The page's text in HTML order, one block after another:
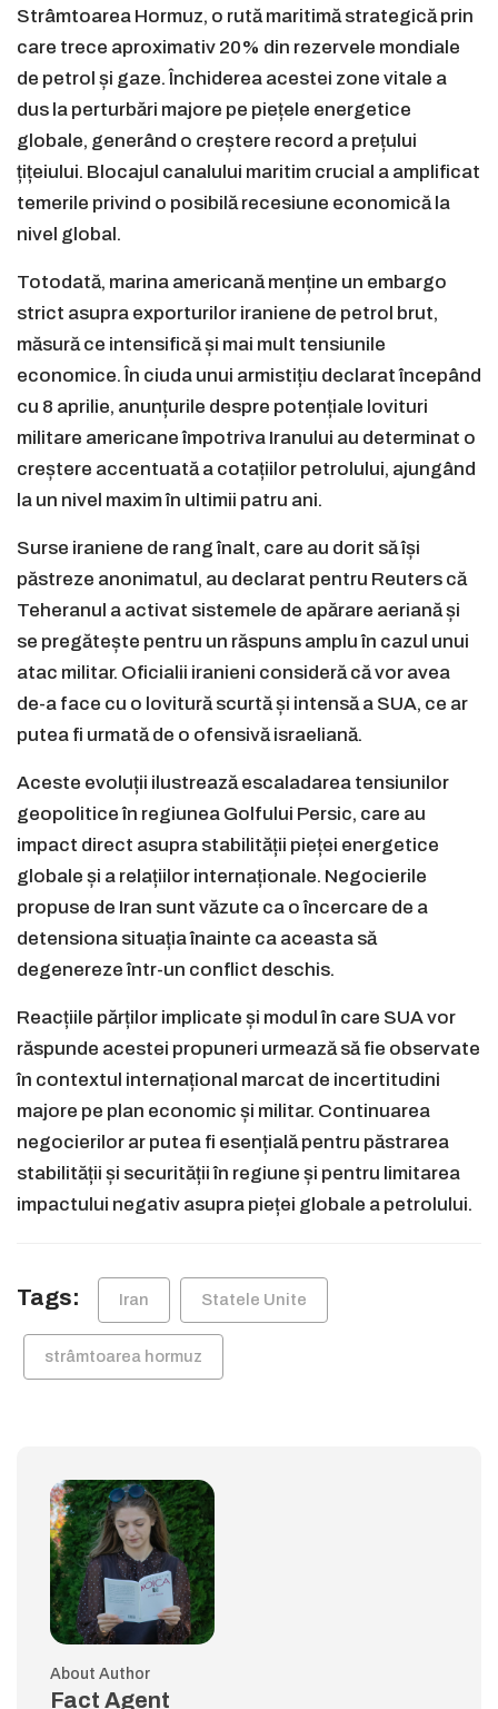
Strâmtoarea Hormuz, o rută maritimă strategică prin
care trece aproximativ 20% din rezervele mondiale
de petrol și gaze. Închiderea acestei zone vitale a
dus la perturbări majore pe piețele energetice
globale, generând o creștere record a prețului
țițeiului. Blocajul canalului maritim crucial a amplificat
temerile privind o posibilă recesiune economică la
nivel global.
Totodată, marina americană menține un embargo
strict asupra exporturilor iraniene de petrol brut,
măsură ce intensifică și mai mult tensiunile
economice. În ciuda unui armistițiu declarat începând
cu 8 aprilie, anunțurile despre potențiale lovituri
militare americane împotriva Iranului au determinat o
creștere accentuată a cotațiilor petrolului, ajungând
la un nivel maxim în ultimii patru ani.
Surse iraniene de rang înalt, care au dorit să își
păstreze anonimatul, au declarat pentru Reuters că
Teheranul a activat sistemele de apărare aeriană și
se pregătește pentru un răspuns amplu în cazul unui
atac militar. Oficialii iranieni consideră că vor avea
de-a face cu o lovitură scurtă și intensă a SUA, ce ar
putea fi urmată de o ofensivă israeliană.
Aceste evoluții ilustrează escaladarea tensiunilor
geopolitice în regiunea Golfului Persic, care au
impact direct asupra stabilității pieței energetice
globale și a relațiilor internaționale. Negocierile
propuse de Iran sunt văzute ca o încercare de a
detensiona situația înainte ca aceasta să
degenereze într-un conflict deschis.
Reacțiile părților implicate și modul în care SUA vor
răspunde acestei propuneri urmează să fie observate
în contextul internațional marcat de incertitudini
majore pe plan economic și militar. Continuarea
negocierilor ar putea fi esențială pentru păstrarea
stabilității și securității în regiune și pentru limitarea
impactului negativ asupra pieței globale a petrolului.
Tags: Iran Statele Unite
strâmtoarea hormuz
About Author
Fact Agent